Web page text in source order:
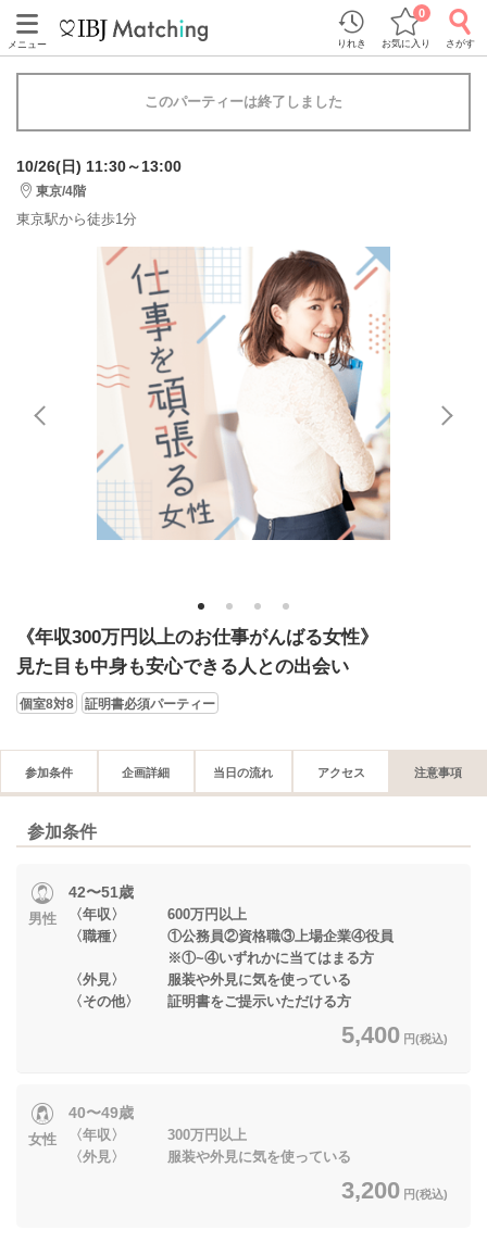
メニュー りれき お気に入り
0
さがす
このパーティーは終了しました
10/26(日) 11:30～13:00
東京/4階
東京駅から徒歩1分
1 2 3 4
《年収300万円以上のお仕事がんばる女性》
見た目も中身も安心できる人との出会い
個室8対8 証明書必須パーティー
参加条件 企画詳細 当日の流れ アクセス 注意事項
参加条件
男性
42〜51歳
〈年収〉 600万円以上
〈職種〉 ①公務員②資格職③上場企業④役員
※①~④いずれかに当てはまる方
〈外見〉 服装や外見に気を使っている
〈その他〉 証明書をご提示いただける方
5,400 円(税込)
女性
40〜49歳
〈年収〉 300万円以上
〈外見〉 服装や外見に気を使っている
3,200 円(税込)